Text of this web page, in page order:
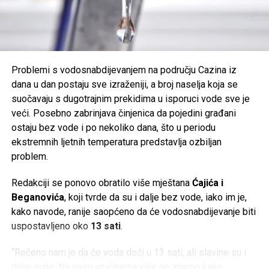
Tweet
Mail
Problemi s vodosnabdijevanjem na području Cazina iz
dana u dan postaju sve izraženiji, a broj naselja koja se
suočavaju s dugotrajnim prekidima u isporuci vode sve je
veći. Posebno zabrinjava činjenica da pojedini građani
ostaju bez vode i po nekoliko dana, što u periodu
ekstremnih ljetnih temperatura predstavlja ozbiljan
problem.
Redakciji se ponovo obratilo više mještana Ćajića i
Beganovića, koji tvrde da su i dalje bez vode, iako im je,
kako navode, ranije saopćeno da će vodosnabdijevanje biti
uspostavljeno oko 13 sati.
“Rečeno nam je da će voda doći u 13 sati, ali slavine su i